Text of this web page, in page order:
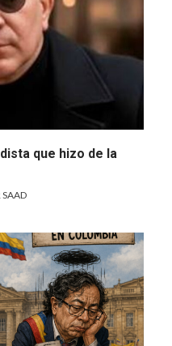
que hizo de la